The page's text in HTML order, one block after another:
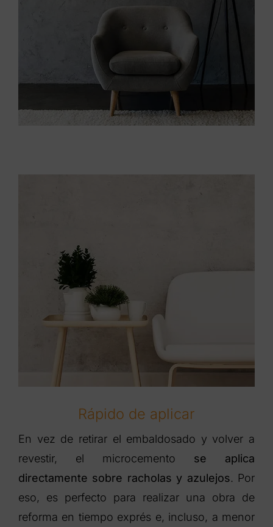
Rápido de aplicar
En vez de retirar el embaldosado y volver a
revestir, el microcemento se aplica
directamente sobre racholas y azulejos. Por
eso, es perfecto para realizar una obra de
reforma en tiempo exprés e, incluso, a menor